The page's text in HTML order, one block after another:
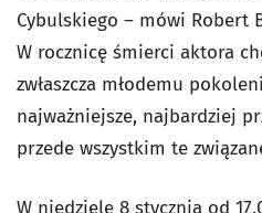
Cybulskiego – mówi Robert
W rocznicę śmierci aktora
zwłaszcza młodemu
najważniejsze, najbardziej
przede wszystkim te
W niedzielę 8 stycznia od